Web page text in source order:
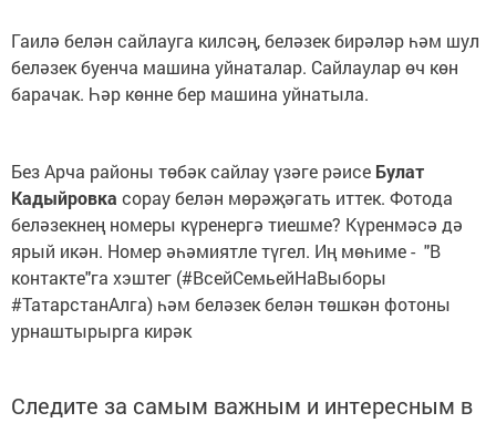
Гаилә белән сайлауга килсәң, беләзек бирәләр һәм шул
беләзек буенча машина уйнаталар. Сайлаулар өч көн
барачак. Һәр көнне бер машина уйнатыла.
Без Арча районы төбәк сайлау үзәге рәисе Булат
Кадыйровка сорау белән мөрәҗәгать иттек. Фотода
беләзекнең номеры күренергә тиешме? Күренмәсә дә
ярый икән. Номер әһәмиятле түгел. Иң мөһиме - "В
контакте"га хэштег (#ВсейСемьейНаВыборы
#ТатарстанАлга) һәм беләзек белән төшкән фотоны
урнаштырырга кирәк
Следите за самым важным и интересным в